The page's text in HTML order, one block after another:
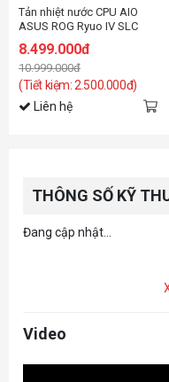
Tản nhiệt nước CPU AIO
ASUS ROG Ryuo IV SLC
8.499.000đ
10.999.000đ
(Tiết kiệm: 2.500.000đ)
Liên hệ
THÔNG SỐ KỸ
Đang cập nhật...
Video